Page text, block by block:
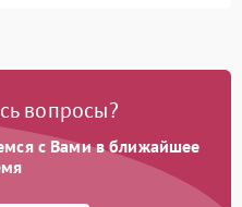
вопросы?
с Вами в ближайшее